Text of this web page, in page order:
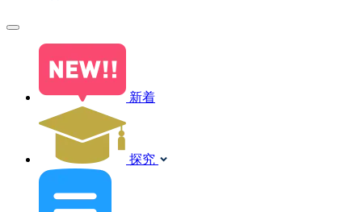
新着
探究